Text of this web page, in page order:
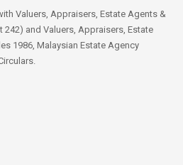
Valuers, Appraisers, Estate Agents &
and Valuers, Appraisers, Estate
1986, Malaysian Estate Agency